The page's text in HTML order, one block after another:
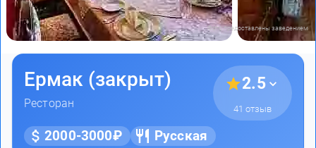
Фото предоставлены заведением
Ермак (закрыт)
Ресторан
2.5
41 отзыв
2000-3000₽ Русская